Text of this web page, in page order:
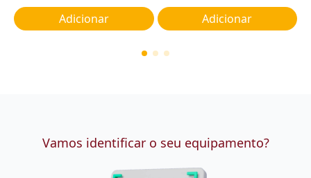
Adicionar Adicionar
Vamos identificar o seu equipamento?